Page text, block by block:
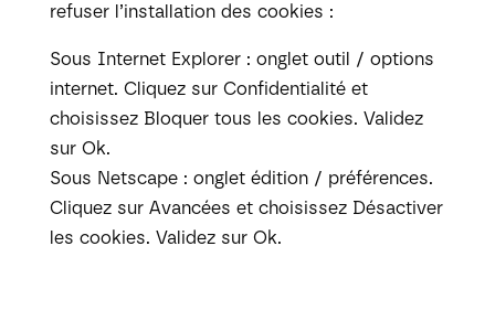
refuser l’installation des cookies :
Sous Internet Explorer : onglet outil / options
internet. Cliquez sur Confidentialité et
choisissez Bloquer tous les cookies. Validez
sur Ok.
Sous Netscape : onglet édition / préférences.
Cliquez sur Avancées et choisissez Désactiver
les cookies. Validez sur Ok.